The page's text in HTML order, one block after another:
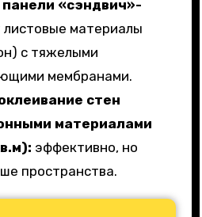
«сэндвич»-
материалы
с тяжелыми
мембранами.
стен
материалами
эффективно, но
пространства.